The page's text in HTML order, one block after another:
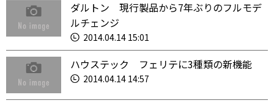
ダルトン 現行製品から7年ぶりのフルモデ
ルチェンジ
2014.04.14 15:01
ハウステック フェリテに3種類の新機能
2014.04.14 14:57